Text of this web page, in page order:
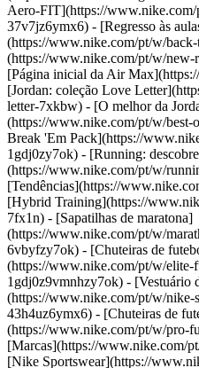
Aero-FIT](https://
37v7jz6ymx6) - [Regresso às
(https://www.nike.com/pt/w/
(https://www.nike.com/pt/w/new-
[Página inicial da Air
[Jordan: coleção Love
letter-7xkbw) - [O melhor da
(https://www.nike.com/pt/w/best-
Break 'Em Pack](https://
1gdj0zy7ok) - [Running:
(https://www.nike.com/pt/w/
[Tendências](https://
[Hybrid Training](https://
7fx1n) - [Sapatilhas de maratona]
(https://www.nike.com/pt/w/
6vbyfzy7ok) - [Chuteiras de
(https://www.nike.com/pt/w/elite-
1gdj0z9vmnhzy7ok) - [Vestuário
(https://www.nike.com/pt/w/nike-
43h4uz6ymx6) - [Chuteiras de
(https://www.nike.com/pt/w/pro-
[Marcas](https://www.nike.com/
[Nike Sportswear](https://